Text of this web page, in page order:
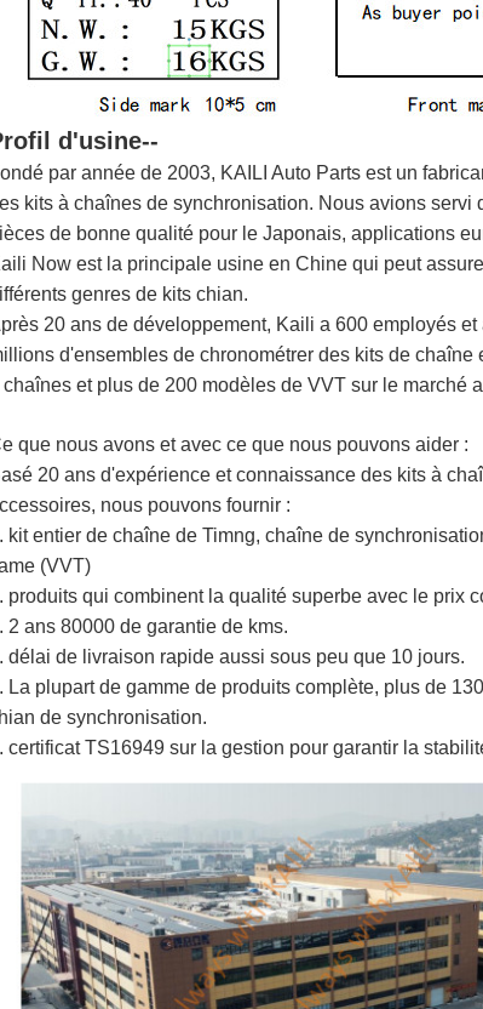
d'usine--
par année de 2003, KAILI Auto Parts est un
kits à chaînes de synchronisation. Nous avions servi
de bonne qualité pour le Japonais, applications
Now est la principale usine en Chine qui peut
genres de kits chian.
20 ans de développement, Kaili a 600 employés
d'ensembles de chronométrer des kits de
chaînes et plus de 200 modèles de VVT sur le marché
que nous avons et avec ce que nous pouvons aider :
20 ans d'expérience et connaissance des kits à
nous pouvons fournir :
kit entier de chaîne de Timng, chaîne de
(VVT)
produits qui combinent la qualité superbe avec le prix
2 ans 80000 de garantie de kms.
délai de livraison rapide aussi sous peu que 10 jours.
La plupart de gamme de produits complète, plus de
de synchronisation.
certificat TS16949 sur la gestion pour garantir la